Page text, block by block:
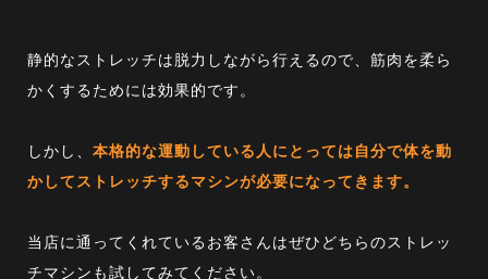
静的なストレッチは脱力しながら行えるので、筋肉を柔ら
かくするためには効果的です。
しかし、 本格的な運動している人にとっては自分で体を動
かしてストレッチするマシンが必要になってきます。
当店に通ってくれているお客さんはぜひどちらのストレッ
チマシンも試してみてください。